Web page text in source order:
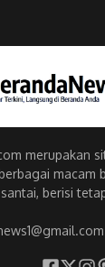
merupakan
macam
berisi